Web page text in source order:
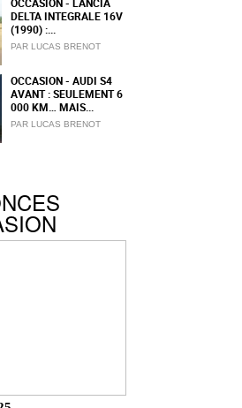
DELTA INTEGRALE 16V
(1990) :...
PAR LUCAS BRENOT
OCCASION - AUDI S4
AVANT : SEULEMENT 6
000 KM… MAIS...
PAR LUCAS BRENOT